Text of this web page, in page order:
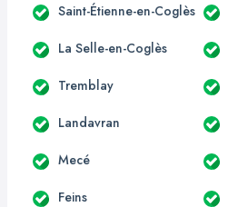
Saint-Étienne-en-Coglès
La Selle-en-Coglès
Tremblay
Landavran
Mecé
Feins